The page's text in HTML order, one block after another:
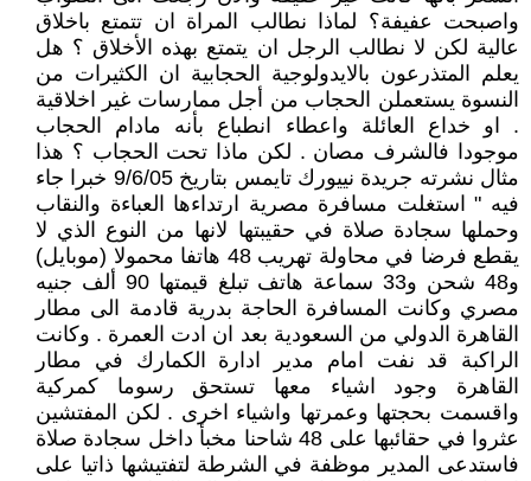
واصبحت عفيفة؟ لماذا نطالب المراة ان تتمتع باخلاق
عالية لكن لا نطالب الرجل ان يتمتع بهذه الأخلاق ؟ هل
يعلم المتذرعون بالايدولوجية الحجابية ان الكثيرات من
النسوة يستعملن الحجاب من أجل ممارسات غير اخلاقية
. او خداع العائلة واعطاء انطباع بأنه مادام الحجاب
موجودا فالشرف مصان . لكن ماذا تحت الحجاب ؟ هذا
مثال نشرته جريدة نييورك تايمس بتاريخ 9/6/05 خبرا جاء
فيه " استغلت مسافرة مصرية ارتداءها العباءة والنقاب
وحملها سجادة صلاة في حقيبتها لانها من النوع الذي لا
يقطع فرضا في محاولة تهريب 48 هاتفا محمولا (موبايل)
و48 شحن و33 سماعة هاتف تبلغ قيمتها 90 ألف جنيه
مصري وكانت المسافرة الحاجة بدرية قادمة الى مطار
القاهرة الدولي من السعودية بعد ان ادت العمرة . وكانت
الراكبة قد نفت امام مدير ادارة الكمارك في مطار
القاهرة وجود اشياء معها تستحق رسوما كمركية
واقسمت بحجتها وعمرتها واشياء اخرى . لكن المفتشين
عثروا في حقائبها على 48 شاحنا مخبأ داخل سجادة صلاة
فاستدعى المدير موظفة في الشرطة لتفتيشها ذاتيا على